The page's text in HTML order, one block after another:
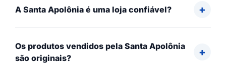
A Santa Apolônia é uma loja confiável?
Os produtos vendidos pela Santa Apolônia
são originais?